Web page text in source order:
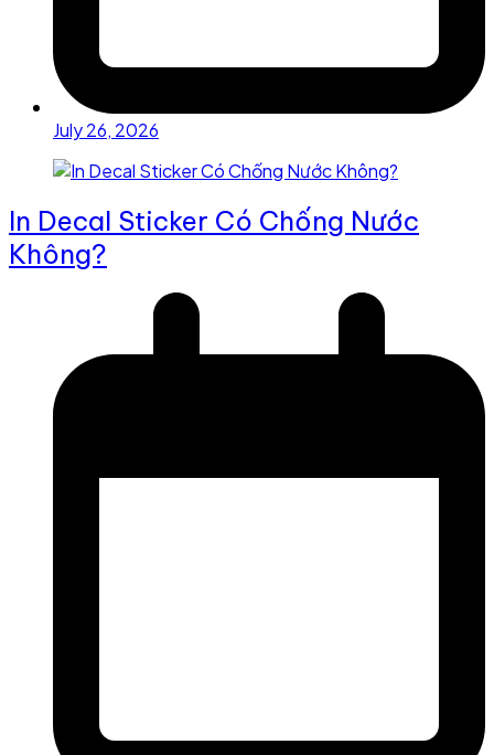
July 26, 2026
In Decal Sticker Có Chống Nước
Không?